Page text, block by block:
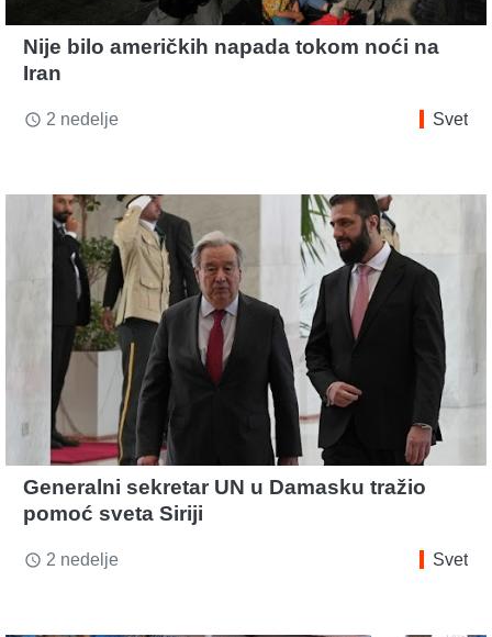
Nije bilo američkih napada tokom noći na
Iran
access_time 2 nedelje Svet
Generalni sekretar UN u Damasku tražio
pomoć sveta Siriji
access_time 2 nedelje Svet